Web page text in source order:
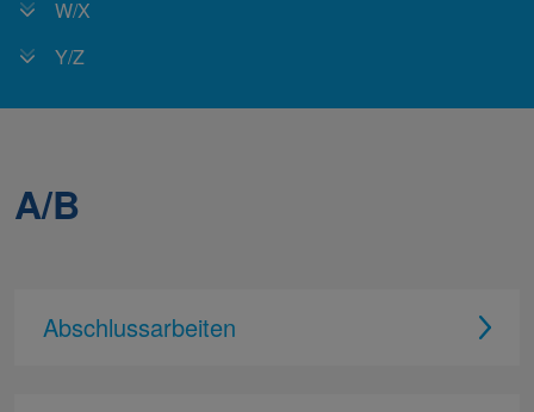
W/X
Y/Z
A/B
Abschlussarbeiten